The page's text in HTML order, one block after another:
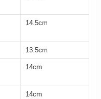
14.5cm
13.5cm
14cm
14cm